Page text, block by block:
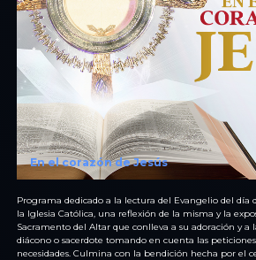
En el corazón de Jesús
Programa dedicado a la lectura del Evangelio del día
la Iglesia Católica, una reflexión de la misma y la
Sacramento del Altar que conlleva a su adoración y a
diácono o sacerdote tomando en cuenta las
necesidades. Culmina con la bendición hecha por el